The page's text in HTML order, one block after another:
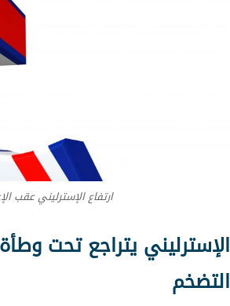
ارتفاع الإسترليني عقب
الإسترليني يتراجع تحت وطأة
التضخم